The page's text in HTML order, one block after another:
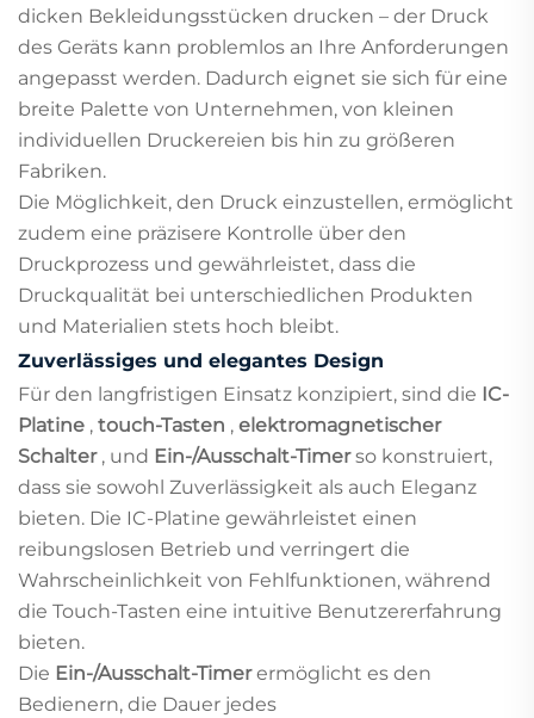
dicken Bekleidungsstücken drucken – der Druck
des Geräts kann problemlos an Ihre Anforderungen
angepasst werden. Dadurch eignet sie sich für eine
breite Palette von Unternehmen, von kleinen
individuellen Druckereien bis hin zu größeren
Fabriken.
Die Möglichkeit, den Druck einzustellen, ermöglicht
zudem eine präzisere Kontrolle über den
Druckprozess und gewährleistet, dass die
Druckqualität bei unterschiedlichen Produkten
und Materialien stets hoch bleibt.
Zuverlässiges und elegantes Design
Für den langfristigen Einsatz konzipiert, sind die IC-
Platine , touch-Tasten , elektromagnetischer
Schalter , und Ein-/Ausschalt-Timerso konstruiert,
dass sie sowohl Zuverlässigkeit als auch Eleganz
bieten. Die IC-Platine gewährleistet einen
reibungslosen Betrieb und verringert die
Wahrscheinlichkeit von Fehlfunktionen, während
die Touch-Tasten eine intuitive Benutzererfahrung
bieten.
Die Ein-/Ausschalt-Timerermöglicht es den
Bedienern, die Dauer jedes